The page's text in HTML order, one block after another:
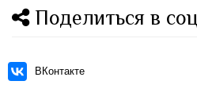
Поделиться в
ВКонтакте